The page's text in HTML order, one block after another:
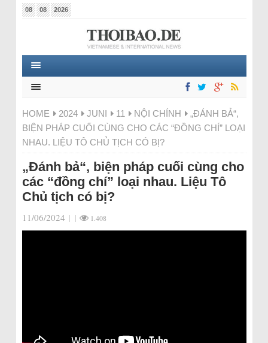
08 08 2026
HOME 2024 JUNI 11 NỘI CHÍNH
„ĐÁNH BẢ“,
BIỆN PHÁP CUỐI CÙNG CHO CÁC “ĐỒNG CHÍ” LOẠI
NHAU. LIỆU TÔ CHỦ TỊCH CÓ BỊ?
„Đánh bả“, biện pháp cuối cùng cho
các “đồng chí” loại nhau. Liệu Tô
Chủ tịch có bị?
11/06/2024 | | 1.408